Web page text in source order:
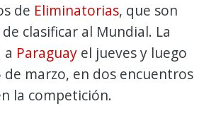
de Eliminatorias, que son
clasificar al Mundial. La
a Paraguay el jueves y luego
marzo, en dos encuentros
la competición.